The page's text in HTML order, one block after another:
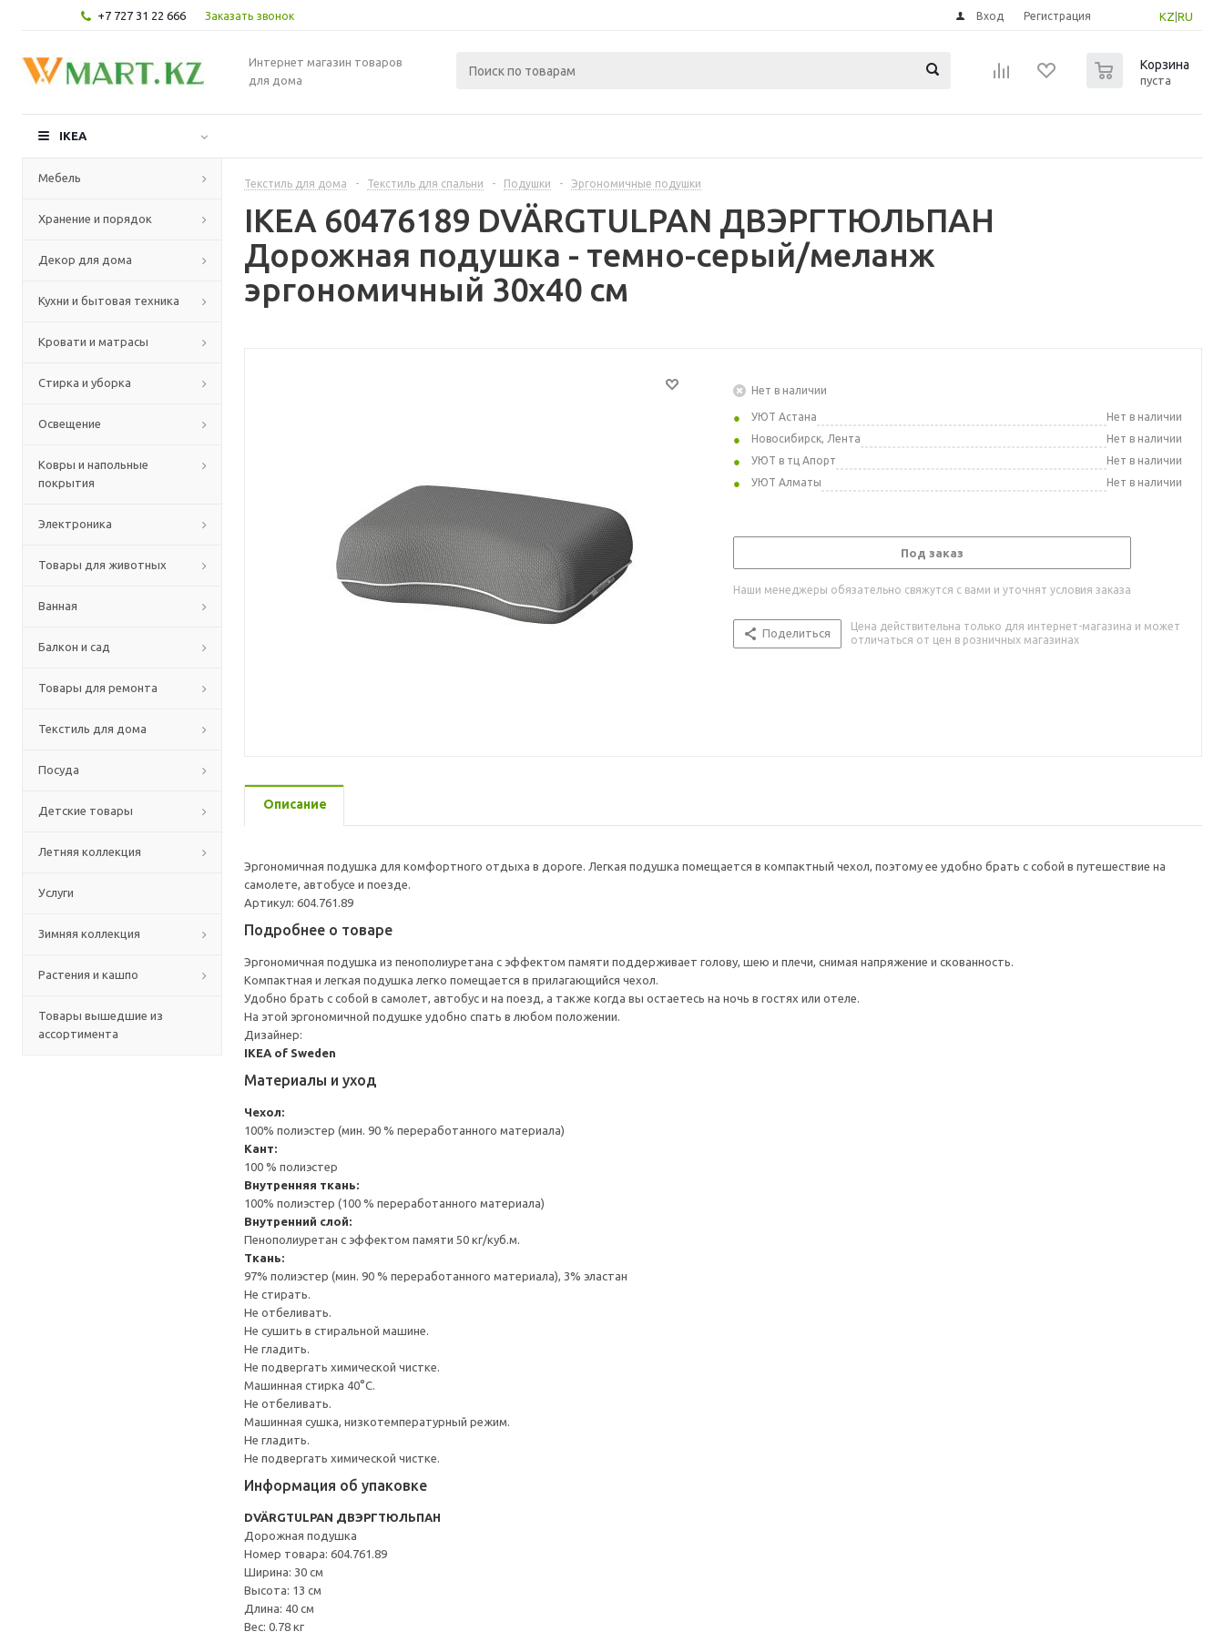
+7 727 31 22 666 Заказать звонок KZ RU
Вход Регистрация
Интернет магазин товаров
для дома
Корзина
пуста
IKEA
Мебель
Хранение и порядок
Декор для дома
Кухни и бытовая техника
Кровати и матрасы
Стирка и уборка
Освещение
Ковры и напольные
покрытия
Электроника
Товары для животных
Ванная
Балкон и сад
Товары для ремонта
Текстиль для дома
Посуда
Детские товары
Летняя коллекция
Услуги
Зимняя коллекция
Растения и кашпо
Товары вышедшие из
ассортимента
Текстиль для дома - Текстиль для спальни - Подушки - Эргономичные подушки
IKEA 60476189 DVÄRGTULPAN ДВЭРГТЮЛЬПАН
Дорожная подушка - темно-серый/меланж
эргономичный 30x40 см
Нет в наличии
УЮТ Астана
Нет в наличии
Новосибирск, Лента
Нет в наличии
УЮТ в тц Апорт
Нет в наличии
УЮТ Алматы
Нет в наличии
Под заказ
Наши менеджеры обязательно свяжутся с вами и уточнят условия заказа
Поделиться
Цена действительна только для интернет-магазина и может
отличаться от цен в розничных магазинах
Описание
Эргономичная подушка для комфортного отдыха в дороге. Легкая подушка помещается в компактный чехол, поэтому ее удобно брать с собой в путешествие на
самолете, автобусе и поезде.
Артикул: 604.761.89
Подробнее о товаре
Эргономичная подушка из пенополиуретана с эффектом памяти поддерживает голову, шею и плечи, снимая напряжение и скованность.
Компактная и легкая подушка легко помещается в прилагающийся чехол.
Удобно брать с собой в самолет, автобус и на поезд, а также когда вы остаетесь на ночь в гостях или отеле.
На этой эргономичной подушке удобно спать в любом положении.
Дизайнер:
IKEA of Sweden
Материалы и уход
Чехол:
100% полиэстер (мин. 90 % переработанного материала)
Кант:
100 % полиэстер
Внутренняя ткань:
100% полиэстер (100 % переработанного материала)
Внутренний слой:
Пенополиуретан с эффектом памяти 50 кг/куб.м.
Ткань:
97% полиэстер (мин. 90 % переработанного материала), 3% эластан
Не стирать.
Не отбеливать.
Не сушить в стиральной машине.
Не гладить.
Не подвергать химической чистке.
Машинная стирка 40°С.
Не отбеливать.
Машинная сушка, низкотемпературный режим.
Не гладить.
Не подвергать химической чистке.
Информация об упаковке
DVÄRGTULPAN ДВЭРГТЮЛЬПАН
Дорожная подушка
Номер товара: 604.761.89
Ширина: 30 см
Высота: 13 см
Длина: 40 см
Вес: 0.78 кг